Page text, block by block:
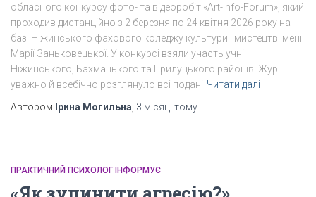
обласного конкурсу фото- та відеоробіт «Art-Info-Forum», який
проходив дистанційно з 2 березня по 24 квітня 2026 року на
базі Ніжинського фахового коледжу культури і мистецтв імені
Марії Заньковецької. У конкурсі взяли участь учні
Ніжинського, Бахмацького та Прилуцького районів. Журі
уважно й всебічно розглянуло всі подані Читати далі
Автором Ірина Могильна 3 місяці тому
ПРАКТИЧНИЙ ПСИХОЛОГ ІНФОРМУЄ